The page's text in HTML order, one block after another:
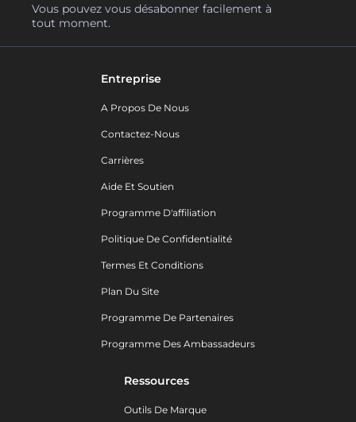
Vous pouvez vous désabonner facilement à
tout moment.
Entreprise
A Propos De Nous
Contactez-Nous
Carrières
Aide Et Soutien
Programme D'affiliation
Politique De Confidentialité
Termes Et Conditions
Plan Du Site
Programme De Partenaires
Programme Des Ambassadeurs
Ressources
Outils De Marque